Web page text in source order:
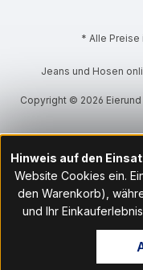
* Alle
Jeans und Hosen
Copyright © 2026
Hinweis auf den
Website Cookies ein.
den Warenkorb),
und Ihr
notwendigen Cookies
Klick auf "Nur technisch
Zugang zu den